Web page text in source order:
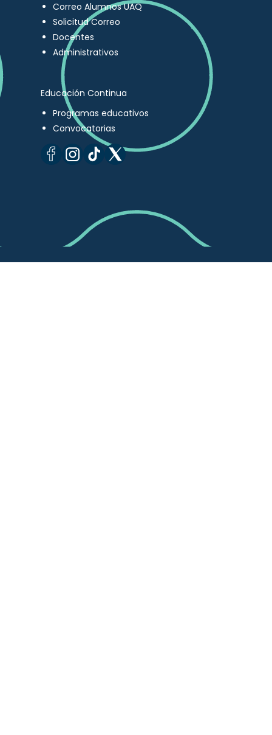
Correo Alumnos UAQ
Solicitud Correo
Docentes
Administrativos
Educación Continua
Programas educativos
Convocatorias